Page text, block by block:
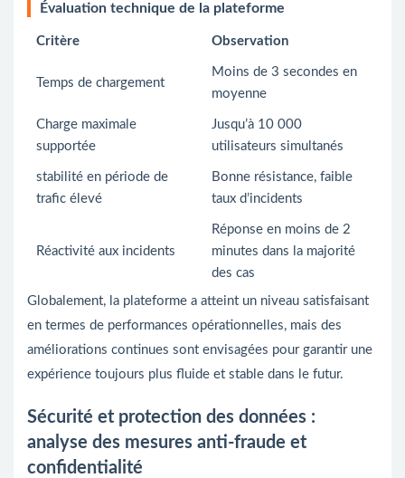
Évaluation technique de la plateforme
Critère Observation
Temps de chargement
Moins de 3 secondes en
moyenne
Charge maximale
supportée
Jusqu’à 10 000
utilisateurs simultanés
stabilité en période de
trafic élevé
Bonne résistance, faible
taux d’incidents
Réactivité aux incidents
Réponse en moins de 2
minutes dans la majorité
des cas
Globalement, la plateforme a atteint un niveau satisfaisant
en termes de performances opérationnelles, mais des
améliorations continues sont envisagées pour garantir une
expérience toujours plus fluide et stable dans le futur.
Sécurité et protection des données :
analyse des mesures anti-fraude et
confidentialité